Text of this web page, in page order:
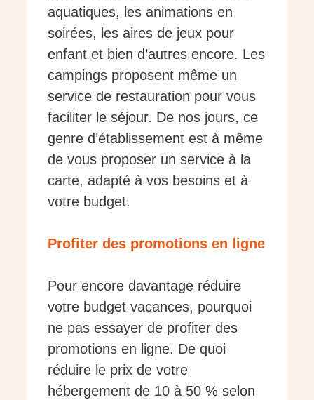
aquatiques, les animations en
soirées, les aires de jeux pour
enfant et bien d’autres encore. Les
campings proposent même un
service de restauration pour vous
faciliter le séjour. De nos jours, ce
genre d’établissement est à même
de vous proposer un service à la
carte, adapté à vos besoins et à
votre budget.
Profiter des promotions en ligne
Pour encore davantage réduire
votre budget vacances, pourquoi
ne pas essayer de profiter des
promotions en ligne. De quoi
réduire le prix de votre
hébergement de 10 à 50 % selon